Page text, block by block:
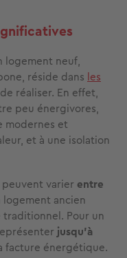
logement neuf,
réside dans les
réaliser. En effet,
peu énergivores,
modernes et
et à une isolation
varier entre
ancien
Pour un
jusqu'à
facture énergétique.